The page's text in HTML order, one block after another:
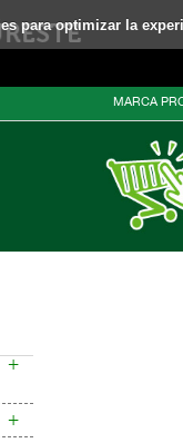
para optimizar la
MARCA
+
+